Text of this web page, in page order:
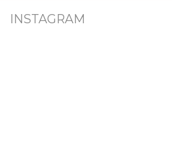
INSTAGRAM